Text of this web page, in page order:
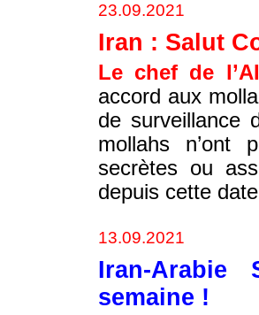
23.09.2021
Iran : Salut
Le chef de
accord aux
de surveillance
mollahs n’ont
secrètes ou
depuis cette
13.09.2021
Iran-
semaine !